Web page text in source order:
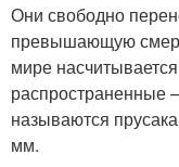
Они свободно
превышающую
мире
называются
мм.